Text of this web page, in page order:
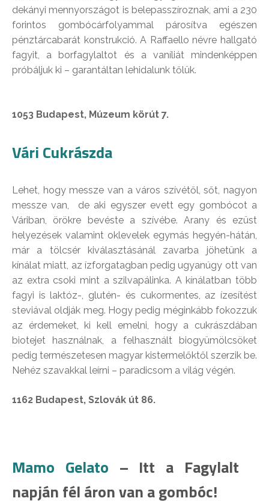
dekányi mennyországot is belepasszíroznak, ami a 230
forintos gombócárfolyammal párosítva egészen
pénztárcabarát konstrukció. A Raffaello névre hallgató
fagyit, a borfagylaltot és a vaníliát mindenképpen
próbáljuk ki – garantáltan lehidalunk tőlük.
1053 Budapest, Múzeum körút 7.
Vári Cukrászda
Lehet, hogy messze van a város szívétől, sőt, nagyon
messze van, de aki egyszer evett egy gombócot a
Váriban, örökre bevéste a szívébe. Arany és ezüst
helyezések valamint oklevelek egymás hegyén-hátán,
már a tölcsér kiválasztásánál zavarba jöhetünk a
kínálat miatt, az ízforgatagban pedig ugyanúgy ott van
az extra csoki mint a szilvapálinka. A kínálatban több
fagyi is laktóz-, glutén- és cukormentes, az ízesítést
steviával oldják meg. Hogy pedig méginkább fokozzuk
az érdemeket, ki kell emelni, hogy a cukrászdában
biotejet használnak, a felhasznált biogyümölcsöket
pedig természetesen magyar kistermelőktől szerzik be.
Nehéz szavakkal leírni – paradicsom a világ végén.
1162 Budapest, Szlovák út 86.
Mamo Gelato – Itt a Fagylalt
napján fél áron van a gombóc!